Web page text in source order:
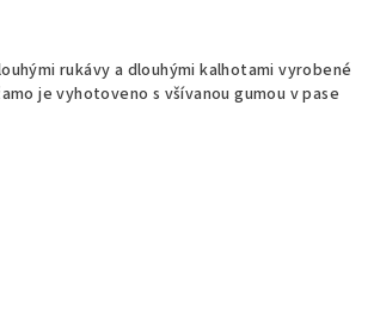
rukávy a dlouhými kalhotami vyrobené
je vyhotoveno s všívanou gumou v pase